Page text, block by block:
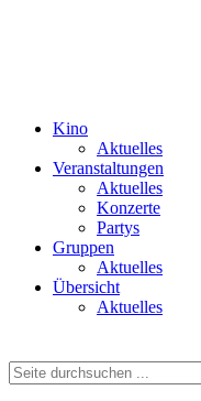
Kino
Aktuelles
Veranstaltungen
Aktuelles
Konzerte
Partys
Gruppen
Aktuelles
Übersicht
Aktuelles